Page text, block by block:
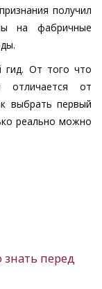
получил
на фабричные
гид. От того что
от
выбрать первый
реально можно
перед